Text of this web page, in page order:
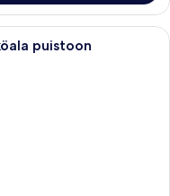
pedattu sänky valkoisilla
puistoon